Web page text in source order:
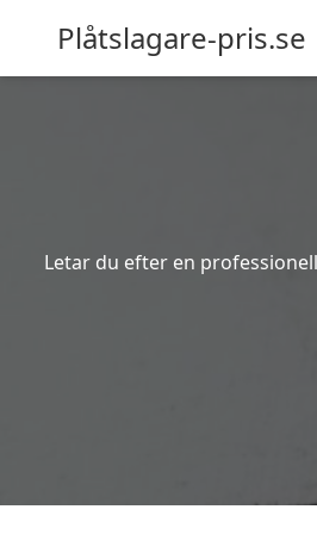
Plåtslagare-pris.se
Letar du efter en